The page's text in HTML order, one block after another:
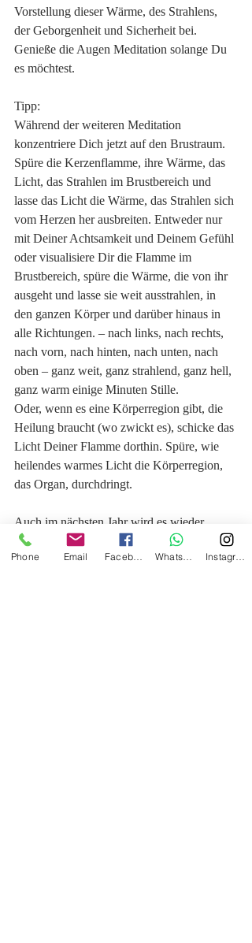
Vorstellung dieser Wärme, des Strahlens,
der Geborgenheit und Sicherheit bei.
Genieße die Augen Meditation solange Du
es möchtest.
Tipp:
Während der weiteren Meditation
konzentriere Dich jetzt auf den Brustraum.
Spüre die Kerzenflamme, ihre Wärme, das
Licht, das Strahlen im Brustbereich und
lasse das Licht die Wärme, das Strahlen sich
vom Herzen her ausbreiten. Entweder nur
mit Deiner Achtsamkeit und Deinem Gefühl
oder visualisiere Dir die Flamme im
Brustbereich, spüre die Wärme, die von ihr
ausgeht und lasse sie weit ausstrahlen, in
den ganzen Körper und darüber hinaus in
alle Richtungen. – nach links, nach rechts,
nach vorn, nach hinten, nach unten, nach
oben – ganz weit, ganz strahlend, ganz hell,
ganz warm einige Minuten Stille.
Oder, wenn es eine Körperregion gibt, die
Heilung braucht (wo zwickt es), schicke das
Licht Deiner Flamme dorthin. Spüre, wie
heilendes warmes Licht die Körperregion,
das Organ, durchdringt.
Auch im nächsten Jahr wird es wieder
Quality Time Workshops
  (Yin Yoga, Yoga
Thai Massage) in Leichlingen geben.
Phone Email